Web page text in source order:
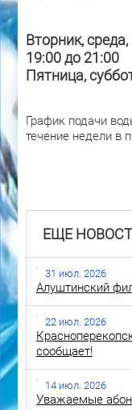
Вторник,
19:00 до 21:00
Пятница,
График подачи
течение недели в
ЕЩЕ
31 июл. 2026
Алуштинский
22 июл. 2026
сообщает!
14 июл. 2026
Уважаемые